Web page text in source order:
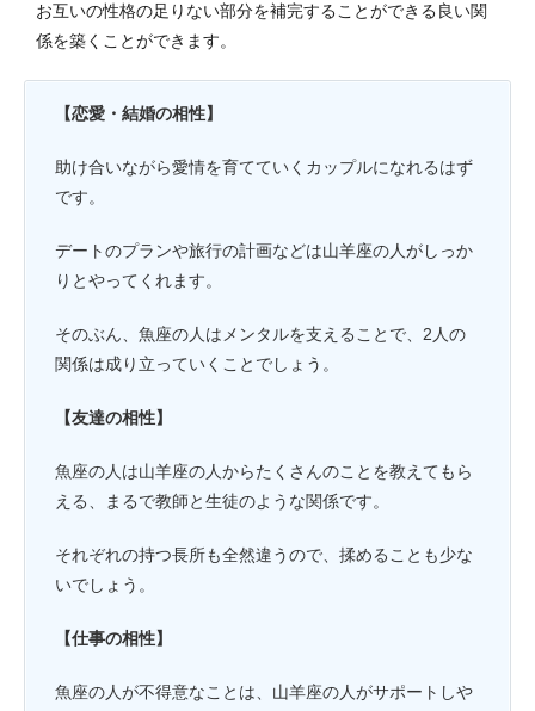
お互いの性格の足りない部分を補完することができる良い関
係を築くことができます。
【恋愛・結婚の相性】
助け合いながら愛情を育てていくカップルになれるはず
です。
デートのプランや旅行の計画などは山羊座の人がしっか
りとやってくれます。
そのぶん、魚座の人はメンタルを支えることで、2人の
関係は成り立っていくことでしょう。
【友達の相性】
魚座の人は山羊座の人からたくさんのことを教えてもら
える、まるで教師と生徒のような関係です。
それぞれの持つ長所も全然違うので、揉めることも少な
いでしょう。
【仕事の相性】
魚座の人が不得意なことは、山羊座の人がサポートしや